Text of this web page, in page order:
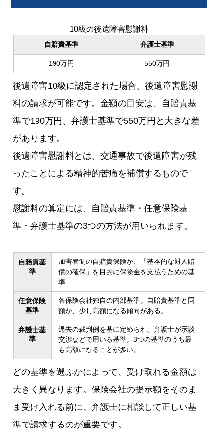
10級の後遺障害慰謝料
自賠責基準 弁護士基準
190万円 550万円
後遺障害10級に認定された場合、後遺障害慰謝
料の請求が可能です。金額の目安は、自賠責基
準で190万円、弁護士基準で550万円と大きな差
があります。
後遺障害慰謝料とは、交通事故で後遺障害が残
ったことによる精神的苦痛を補償するもので
す。
慰謝料の算定には、自賠責基準・任意保険基
準・弁護士基準の3つの方法が用いられます。
自賠責基
準
加害者側の自賠責保険が、「基本的な対人賠
償の確保」を目的に保険金を支払うための基
準
任意保険
基準
各保険会社独自の内部基準。自賠責基準と同
額か、少し高額になる傾向がある。
弁護士基
準
過去の裁判例を基に定められ、弁護士が示談
交渉などで用いる基準。3つの基準のうち最
も高額になることが多い。
どの基準を選ぶかによって、受け取れる金額は
大きく異なります。保険会社の提示額をそのま
ま受け入れる前に、弁護士に相談して正しい基
準で請求するのが重要です。